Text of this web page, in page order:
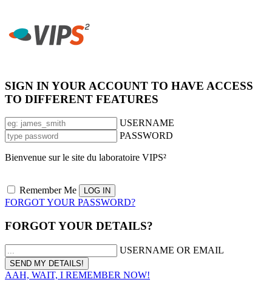
SIGN IN YOUR ACCOUNT TO HAVE ACCESS
TO DIFFERENT FEATURES
USERNAME
PASSWORD
Bienvenue sur le site du laboratoire VIPS²
Remember Me
FORGOT YOUR PASSWORD?
FORGOT YOUR DETAILS?
USERNAME OR EMAIL
AAH, WAIT, I REMEMBER NOW!